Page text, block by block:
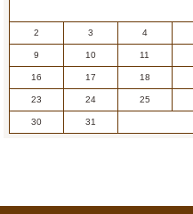
2 3 4
9 10 11
16 17 18
23 24 25
30 31